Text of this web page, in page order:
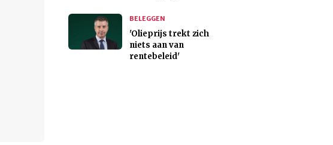
BELEGGEN
'Olieprijs trekt zich
niets aan van
rentebeleid'